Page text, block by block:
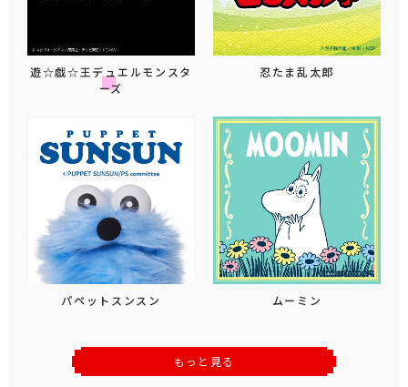
遊☆戯☆王デュエルモンスタ
ーズ
忍たま乱太郎
パペットスンスン ムーミン
もっと見る